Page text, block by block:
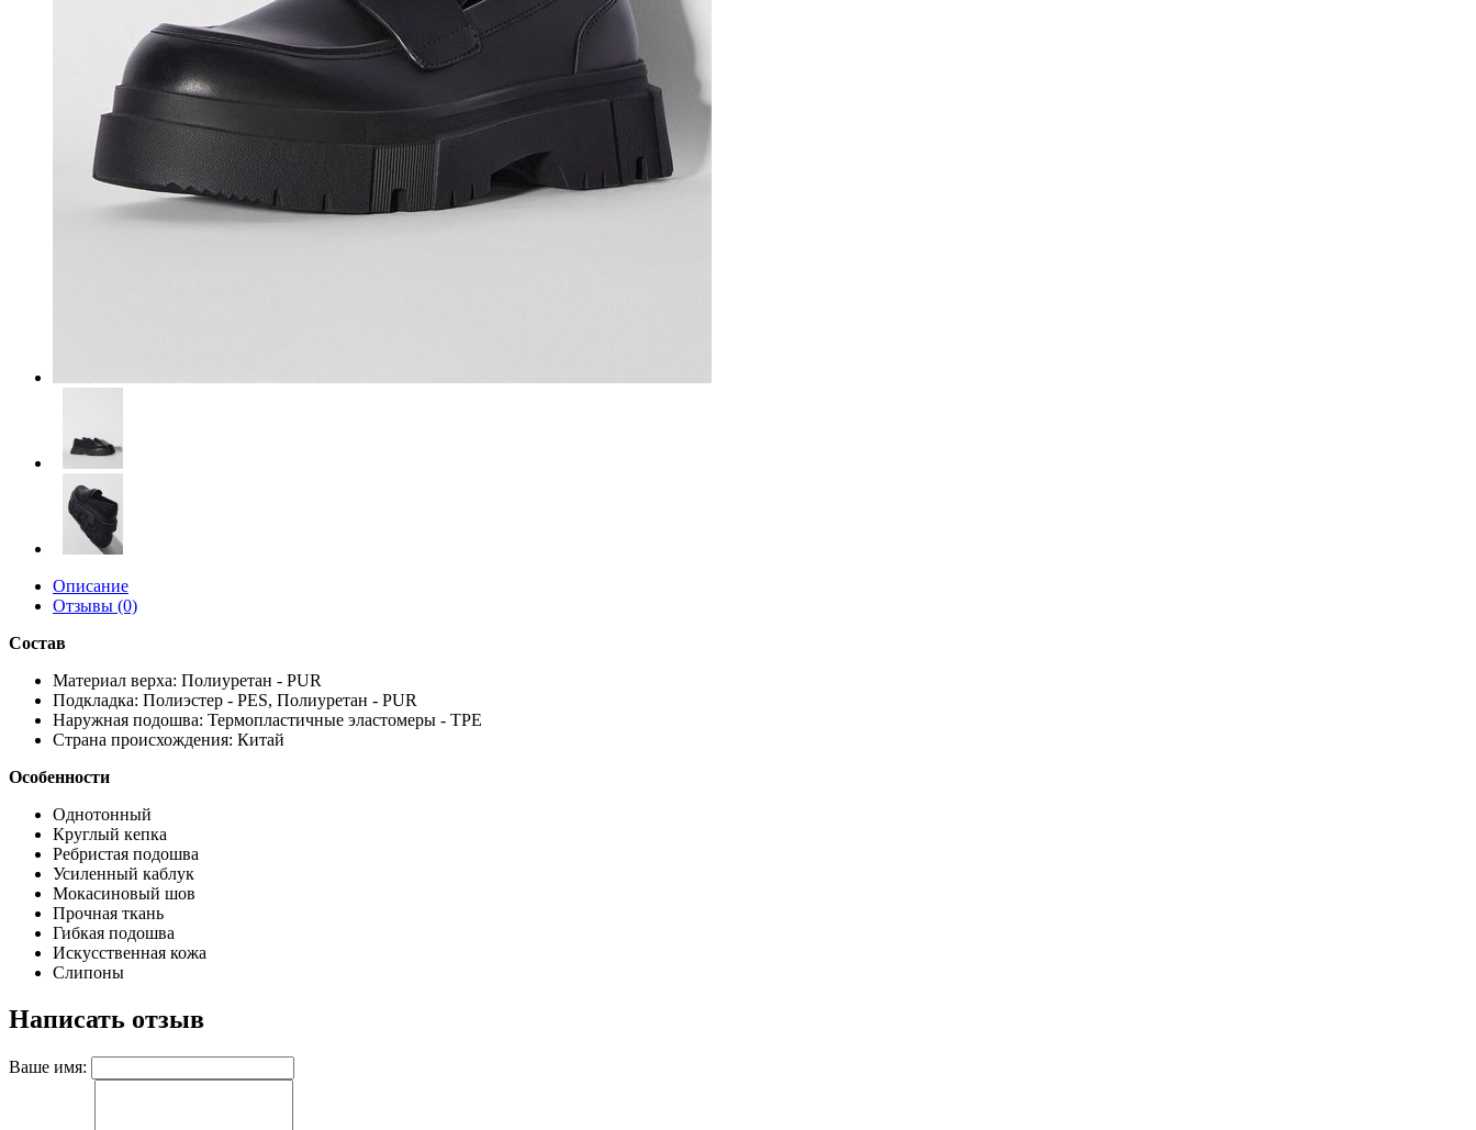
Описание
Отзывы (0)
Состав
Материал верха: Полиуретан - PUR
Подкладка: Полиэстер - PES, Полиуретан - PUR
Наружная подошва: Термопластичные эластомеры - TPE
Страна происхождения: Китай
Особенности
Однотонный
Круглый кепка
Ребристая подошва
Усиленный каблук
Мокасиновый шов
Прочная ткань
Гибкая подошва
Искусственная кожа
Слипоны
Написать отзыв
Ваше имя: